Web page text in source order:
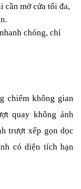
cần mở cửa tối đa,
chóng, chỉ
chiếm không gian
quay không ảnh
trượt xếp gọn dọc
có diện tích hạn